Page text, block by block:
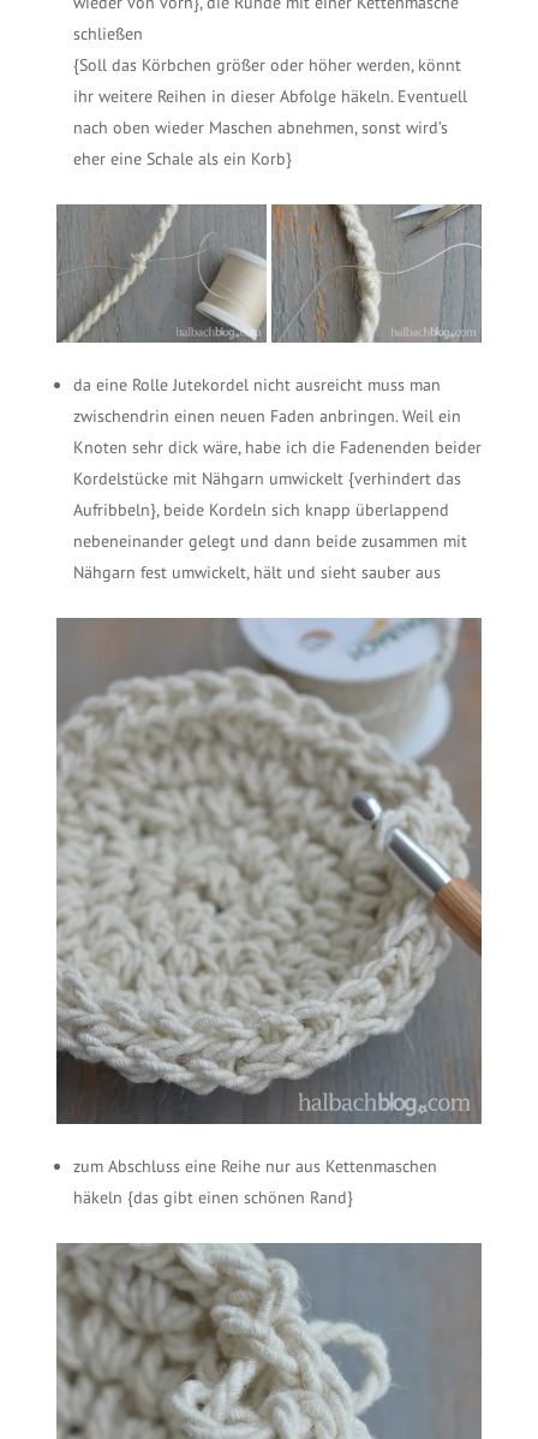
schließen
{Soll das Körbchen größer oder höher werden, könnt
ihr weitere Reihen in dieser Abfolge häkeln. Eventuell
nach oben wieder Maschen abnehmen, sonst wird’s
eher eine Schale als ein Korb}
da eine Rolle Jutekordel nicht ausreicht muss man
zwischendrin einen neuen Faden anbringen. Weil ein
Knoten sehr dick wäre, habe ich die Fadenenden beider
Kordelstücke mit Nähgarn umwickelt {verhindert das
Aufribbeln}, beide Kordeln sich knapp überlappend
nebeneinander gelegt und dann beide zusammen mit
Nähgarn fest umwickelt, hält und sieht sauber aus
zum Abschluss eine Reihe nur aus Kettenmaschen
häkeln {das gibt einen schönen Rand}